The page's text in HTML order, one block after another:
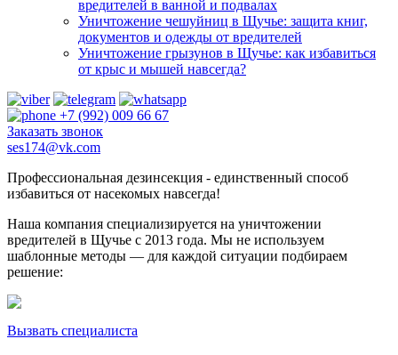
вредителей в ванной и подвалах
Уничтожение чешуйниц в Щучье: защита книг,
документов и одежды от вредителей
Уничтожение грызунов в Щучье: как избавиться
от крыс и мышей навсегда?
+7 (992) 009 66 67
Заказать звонок
ses174@vk.com
Профессиональная дезинсекция - единственный способ
избавиться от насекомых навсегда!
Наша компания специализируется на уничтожении
вредителей в Щучье с 2013 года. Мы не используем
шаблонные методы — для каждой ситуации подбираем
решение:
Вызвать специалиста